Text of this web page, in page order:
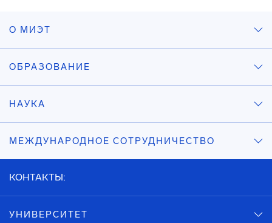
О МИЭТ
ОБРАЗОВАНИЕ
НАУКА
МЕЖДУНАРОДНОЕ СОТРУДНИЧЕСТВО
КОНТАКТЫ:
УНИВЕРСИТЕТ